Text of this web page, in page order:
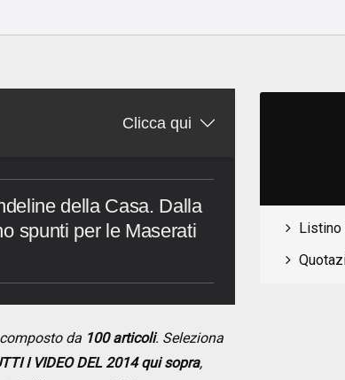
Clicca qui
della Casa. Dalla
spunti per le Maserati
da 100 articoli. Seleziona
I VIDEO DEL 2014 qui sopra,
Listino